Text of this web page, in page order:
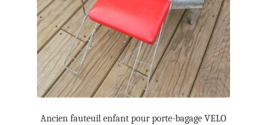
Ancien fauteuil enfant pour porte-bagage VELO